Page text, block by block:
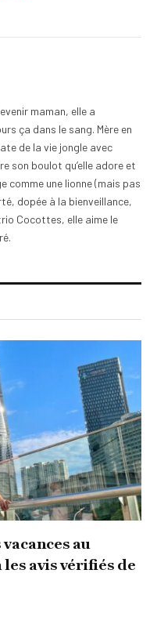
maman, elle a
ça dans le sang. Mère en
de la vie jongle avec
son boulot qu’elle adore et
comme une lionne (mais pas
dopée à la bienveillance,
Cocottes, elle aime le
au
avis vérifiés de